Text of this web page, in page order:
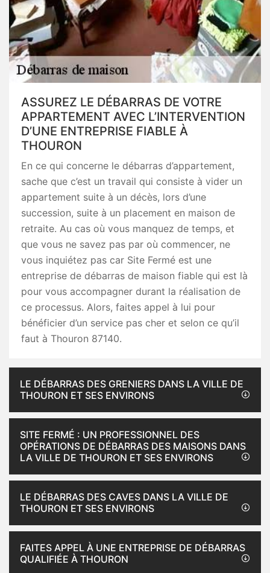
ASSUREZ LE DÉBARRAS DE VOTRE
APPARTEMENT AVEC L’INTERVENTION
D’UNE ENTREPRISE FIABLE À
THOURON
En ce qui concerne le débarras d’appartement,
sache que c’est un travail qui consiste à vider un
appartement suite à un décès, lors d’une
succession, suite à un placement en maison de
retraite. Au cas où vous manquez de temps, et
que vous ne savez pas par où commencer, ne
vous inquiétez pas car Site Fermé est une
entreprise de débarras de maison fiable qui est là
pour vous accompagner durant la réalisation de
ce processus. Alors, faites appel à lui pour
bénéficier d’un service pas cher et selon ce qu’il
faut à Thouron 87140.
LE DÉBARRAS DES GRENIERS DANS LA VILLE DE
THOURON ET SES ENVIRONS
SITE FERMÉ : UN PROFESSIONNEL DES
OPÉRATIONS DE DÉBARRAS DES MAISONS DANS
LA VILLE DE THOURON ET SES ENVIRONS
LE DÉBARRAS DES CAVES DANS LA VILLE DE
THOURON ET SES ENVIRONS
FAITES APPEL À UNE ENTREPRISE DE DÉBARRAS
QUALIFIÉE À THOURON